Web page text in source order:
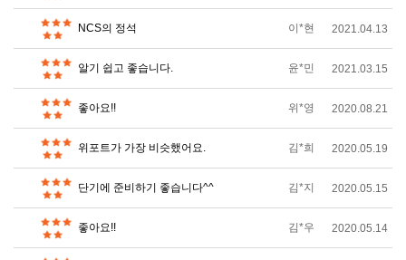
NCS의 정석 이*현 2021.04.13
알기 쉽고 좋습니다. 윤*민 2021.03.15
좋아요!! 위*영 2020.08.21
위포트가 가장 비슷했어요. 김*희 2020.05.19
단기에 준비하기 좋습니다^^ 김*지 2020.05.15
좋아요!! 김*우 2020.05.14